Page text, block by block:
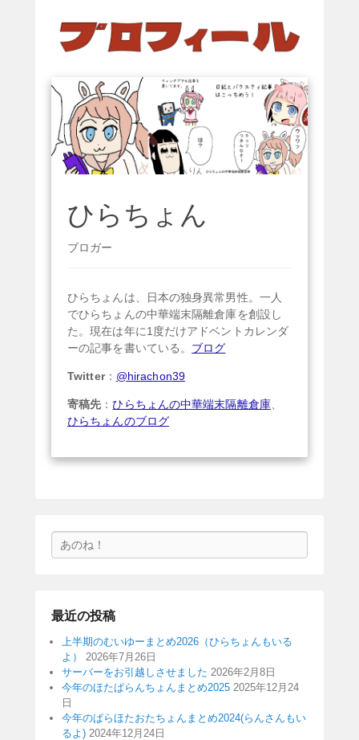
ひらちょん
ブロガー
ひらちょんは、日本の独身異常男性。一人
でひらちょんの中華端末隔離倉庫を創設し
た。現在は年に1度だけアドベントカレンダ
ーの記事を書いている。 ブログ
Twitter： @hirachon39
寄稿先 ：ひらちょんの中華端末隔離倉庫、
ひらちょんのブログ
索
最近の投稿
上半期のむいゆーまとめ2026（ひらちょんもいる
よ）
2026年7月26日
サーバーをお引越しさせました 2026年2月8日
今年のほたぱらんちょんまとめ2025 2025年12月24
日
今年のぱらほたおたちょんまとめ2024(らんさんもい
るよ) 2024年12月24日